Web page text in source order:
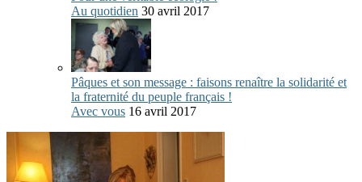
Au quotidien 30 avril 2017
Pâques et son message : faisons renaître la solidarité et
la fraternité du peuple français !
Avec vous 16 avril 2017